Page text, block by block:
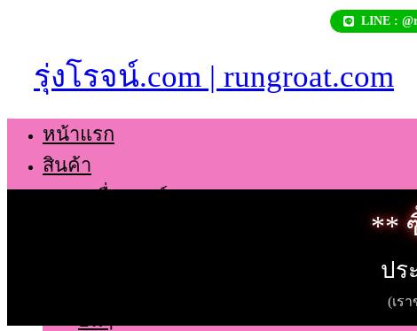
LINE :
รุ่งโรจน์.com | rungroat.com
หน้าแรก
สินค้า
เครื่องยนต์
อื่นๆ
**
ปร
(เร